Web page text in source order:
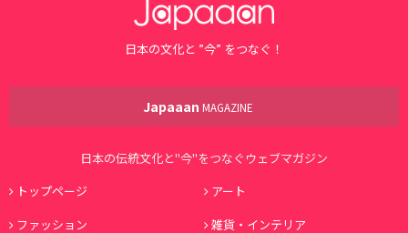
日本の文化と ”今” をつなぐ！
Japaaan MAGAZINE
日本の伝統文化と"今"をつなぐウェブマガジン
トップページ
アート
ファッション
雑貨・インテリア